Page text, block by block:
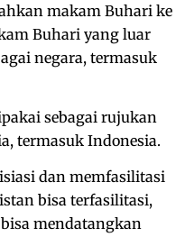
makam Buhari ke
Buhari yang luar
negara, termasuk
sebagai rujukan
termasuk Indonesia.
dan memfasilitasi
bisa terfasilitasi,
mendatangkan